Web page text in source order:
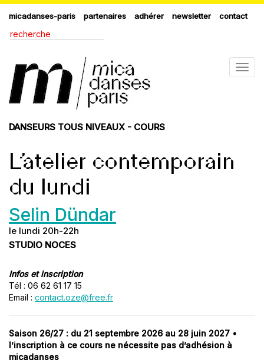
micadanses-paris partenaires adhérer newsletter contact
DANSEURS TOUS NIVEAUX - COURS
L’atelier contemporain
du lundi
Selin Dündar
le lundi 20h-22h
STUDIO NOCES
Infos et inscription
Tél : 06 62 61 17 15
Email : contact.oze@free.fr
Saison 26/27 : du 21 septembre 2026 au 28 juin 2027 •
l’inscription à ce cours ne nécessite pas d’adhésion à
micadanses